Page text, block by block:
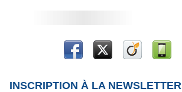
INSCRIPTION À LA NEWSLETTER